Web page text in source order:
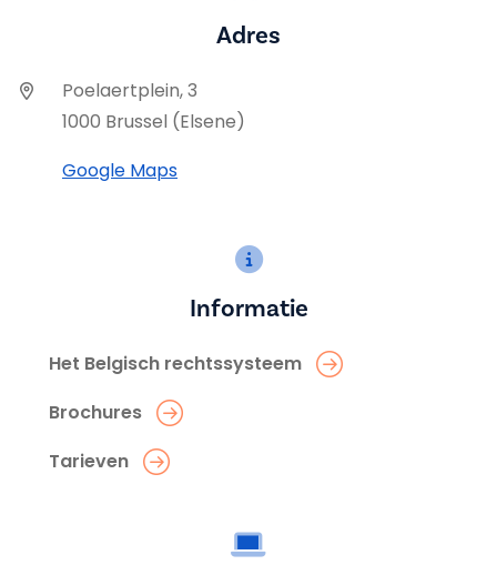
Adres
Poelaertplein, 3
1000 Brussel (Elsene)
Google Maps
Informatie
Het Belgisch rechtssysteem
Brochures
Tarieven